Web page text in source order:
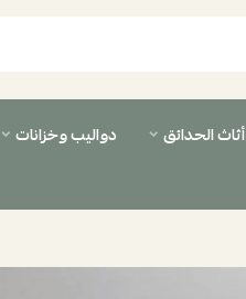
أثاث الحدائق دواليب وخزانات